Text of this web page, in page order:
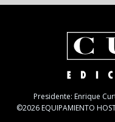
Presidente: Enrique
©2026 EQUIPAMIENTO